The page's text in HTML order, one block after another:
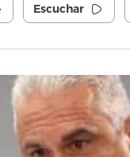
Escuchar